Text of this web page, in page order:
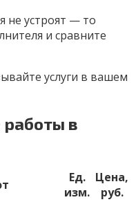
не устроят — то
и сравните
услуги в вашем
в
Ед.
изм.
Цена,
руб.